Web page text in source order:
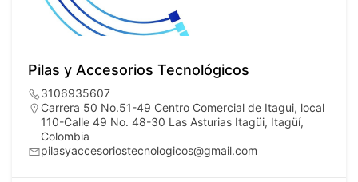
Pilas y Accesorios Tecnológicos
3106935607
Carrera 50 No.51-49 Centro Comercial de Itagui, local
110-Calle 49 No. 48-30 Las Asturias Itagüi, Itagüí,
Colombia
pilasyaccesoriostecnologicos@gmail.com